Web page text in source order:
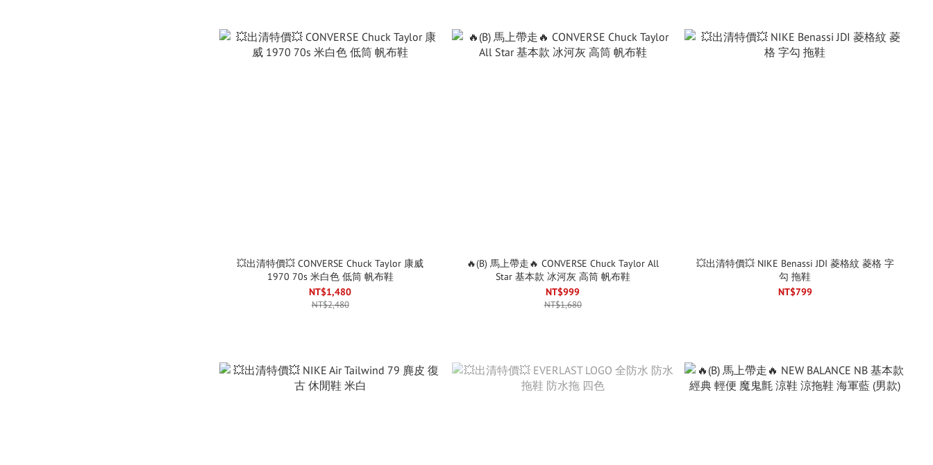
💥出清特價💥 CONVERSE Chuck Taylor 康威
1970 70s 米白色 低筒 帆布鞋
NT$1,480
NT$2,480
🔥(B) 馬上帶走🔥 CONVERSE Chuck Taylor All
Star 基本款 冰河灰 高筒 帆布鞋
NT$999
NT$1,680
💥出清特價💥 NIKE Benassi JDI 菱格紋 菱格 字
勾 拖鞋
NT$799